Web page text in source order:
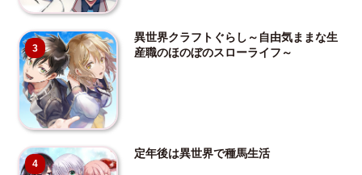
3
異世界クラフトぐらし～自由気ままな生
産職のほのぼのスローライフ～
4
定年後は異世界で種馬生活